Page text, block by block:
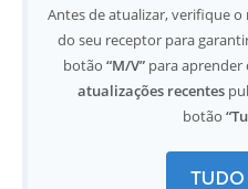
Antes de atualizar, verifique
do seu receptor para
botão “M/V” para aprender
atualizações recentes
botão